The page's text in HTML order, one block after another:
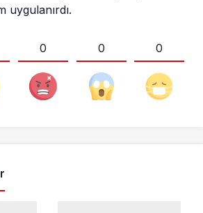
uygulanırdı.
0 0 0